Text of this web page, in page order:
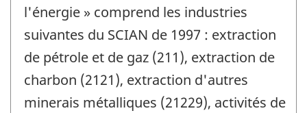
l'énergie » comprend les industries
suivantes du SCIAN de 1997 : extraction
de pétrole et de gaz (211), extraction de
charbon (2121), extraction d'autres
minerais métalliques (21229), activités de